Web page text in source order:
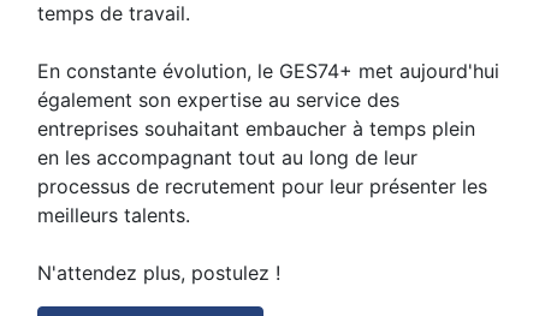
temps de travail.
En constante évolution, le GES74+ met aujourd'hui
également son expertise au service des
entreprises souhaitant embaucher à temps plein
en les accompagnant tout au long de leur
processus de recrutement pour leur présenter les
meilleurs talents.
N'attendez plus, postulez !